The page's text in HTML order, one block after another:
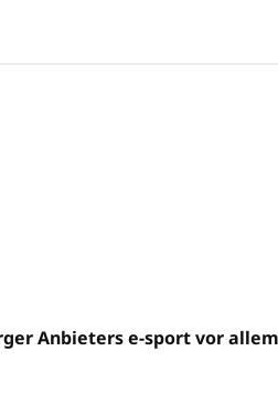
Anbieters e-sport vor